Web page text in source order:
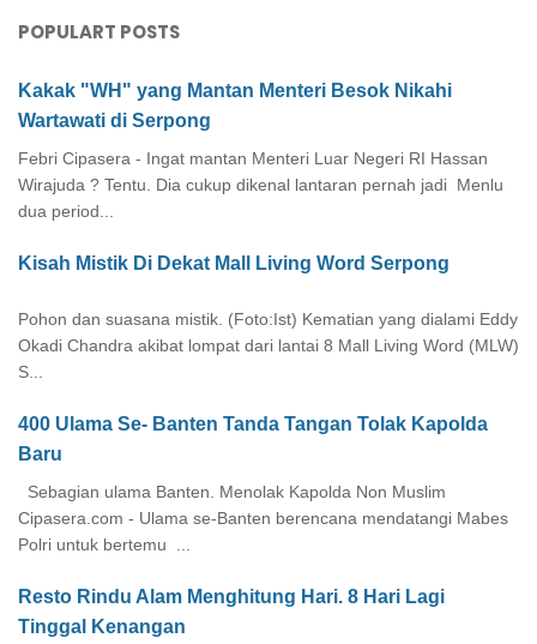
POPULART POSTS
Kakak "WH" yang Mantan Menteri Besok Nikahi
Wartawati di Serpong
Febri Cipasera - Ingat mantan Menteri Luar Negeri RI Hassan
Wirajuda ? Tentu. Dia cukup dikenal lantaran pernah jadi Menlu
dua period...
Kisah Mistik Di Dekat Mall Living Word Serpong
Pohon dan suasana mistik. (Foto:Ist) Kematian yang dialami Eddy
Okadi Chandra akibat lompat dari lantai 8 Mall Living Word (MLW)
S...
400 Ulama Se- Banten Tanda Tangan Tolak Kapolda
Baru
Sebagian ulama Banten. Menolak Kapolda Non Muslim
Cipasera.com - Ulama se-Banten berencana mendatangi Mabes
Polri untuk bertemu ...
Resto Rindu Alam Menghitung Hari. 8 Hari Lagi
Tinggal Kenangan